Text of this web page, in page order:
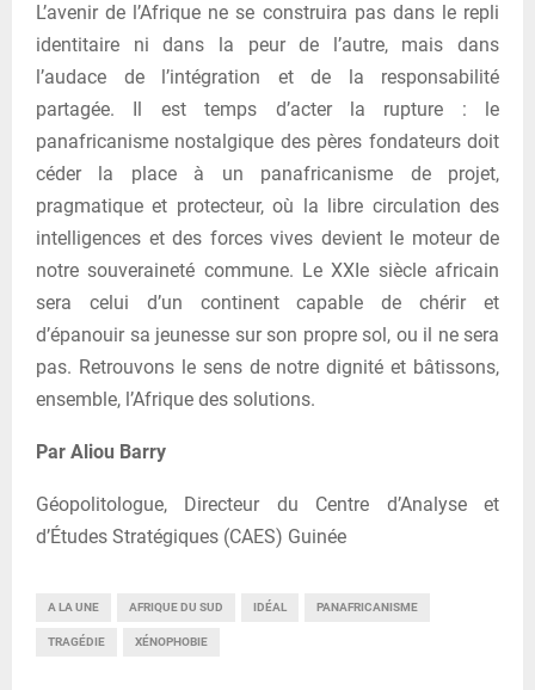
L’avenir de l’Afrique ne se construira pas dans le repli
identitaire ni dans la peur de l’autre, mais dans
l’audace de l’intégration et de la responsabilité
partagée. Il est temps d’acter la rupture : le
panafricanisme nostalgique des pères fondateurs doit
céder la place à un panafricanisme de projet,
pragmatique et protecteur, où la libre circulation des
intelligences et des forces vives devient le moteur de
notre souveraineté commune. Le XXIe siècle africain
sera celui d’un continent capable de chérir et
d’épanouir sa jeunesse sur son propre sol, ou il ne sera
pas. Retrouvons le sens de notre dignité et bâtissons,
ensemble, l’Afrique des solutions.
Par Aliou Barry
Géopolitologue, Directeur du Centre d’Analyse et
d’Études Stratégiques (CAES) Guinée
A LA UNE AFRIQUE DU SUD IDÉAL PANAFRICANISME
TRAGÉDIE XÉNOPHOBIE